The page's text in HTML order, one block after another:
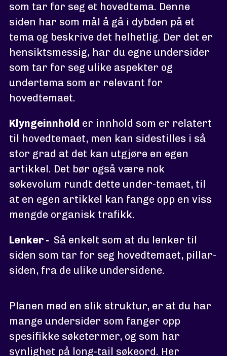
som tar for seg et hovedtema. Denne
siden har som mål å gå i dybden på et
tema og beskrive det helhetlig. Der det er
hensiktsmessig, har du egne undersider
som tar for seg ulike aspekter og
undertema som er relevant for
hovedtemaet.
Klyngeinnhold er innhold som er relatert
til hovedtemaet, men kan sidestilles i så
stor grad at det kan utgjøre en egen
artikkel. Det bør også være nok
søkevolum rundt dette under-temaet, til
at en egen artikkel kan fange opp en viss
mengde organisk trafikk.
Lenker - Så enkelt som at du lenker til
siden som tar for seg hovedtemaet, pillar-
siden, fra de ulike undersidene.
Planen med en slik struktur, er at du har
mange undersider som fanger opp
spesifikke søketermer, og som har
synlighet på long-tail søkeord. Her